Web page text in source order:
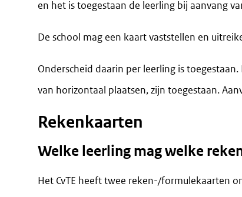
en het is toegestaan de leerling bij aanvang
De school mag een kaart vaststellen en
Onderscheid daarin per leerling is
van horizontaal plaatsen, zijn toegestaan.
Rekenkaarten
Welke leerling mag welke
Het CvTE heeft twee reken-/formulekaarten